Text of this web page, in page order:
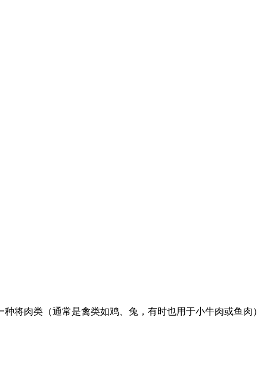
将肉类（通常是禽类如鸡、兔，有时也用于小牛肉或鱼肉）